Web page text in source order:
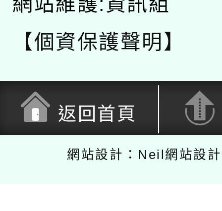
【個資保護聲明】
返回首頁
網站設計：Neil網站設